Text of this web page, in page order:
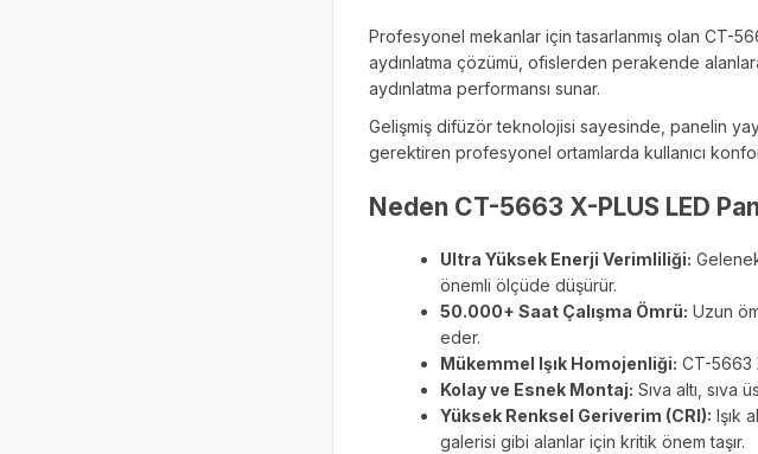
Profesyonel mekanlar için tasarlanmış olan CT-
aydınlatma çözümü, ofislerden perakende
aydınlatma performansı sunar.
Gelişmiş difüzör teknolojisi sayesinde, panelin
gerektiren profesyonel ortamlarda kullanıcı
Neden CT-5663 X-PLUS LED
Ultra Yüksek Enerji Verimliliği:
önemli ölçüde düşürür.
50.000+ Saat Çalışma Ömrü: Uzun
eder.
Mükemmel Işık Homojenliği: CT-5663
Kolay ve Esnek Montaj: Sıva altı, sıva
Yüksek Renksel Geriverim (CRI): Işık
galerisi gibi alanlar için kritik önem taşır.